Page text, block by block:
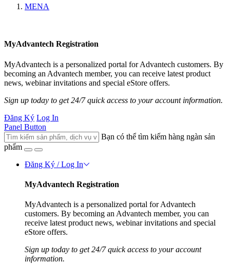
MENA
MyAdvantech Registration
MyAdvantech is a personalized portal for Advantech customers. By
becoming an Advantech member, you can receive latest product
news, webinar invitations and special eStore offers.
Sign up today to get 24/7 quick access to your account information.
Đăng Ký Log In
Panel Button
Bạn có thể tìm kiếm hàng ngàn sản
phẩm
Đăng Ký / Log In
MyAdvantech Registration
MyAdvantech is a personalized portal for Advantech
customers. By becoming an Advantech member, you can
receive latest product news, webinar invitations and special
eStore offers.
Sign up today to get 24/7 quick access to your account
information.